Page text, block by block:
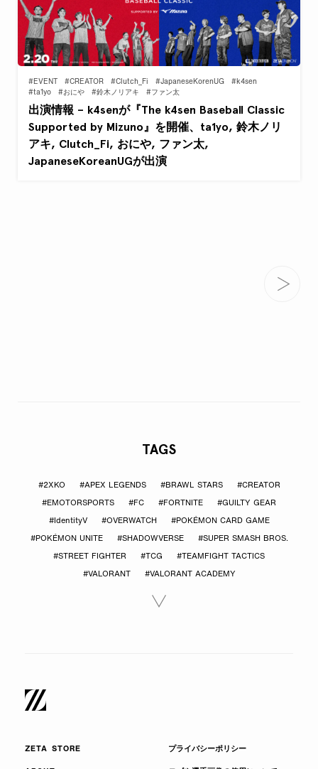
TAGS
#2XKO #APEX LEGENDS #BRAWL STARS #CREATOR
#EMOTORSPORTS #FC #FORTNITE #GUILTY GEAR
#IdentityV #OVERWATCH #POKÉMON CARD GAME
#POKÉMON UNITE #SHADOWVERSE #SUPER SMASH BROS.
#STREET FIGHTER #TCG #TEAMFIGHT TACTICS
#VALORANT #VALORANT ACADEMY
#EVENT #CREATOR #Clutch_Fi #JapaneseKorenUG
#k4sen
#ta1yo
#おにや #鈴木ノリアキ #ファン太
出演情報 – k4senが『The k4sen Baseball Classic
Supported by Mizuno』を開催、ta1yo, 鈴木ノリ
アキ, Clutch_Fi, おにや, ファン太,
JapaneseKoreanUGが出演
ZETA STORE プライバシーポリシー